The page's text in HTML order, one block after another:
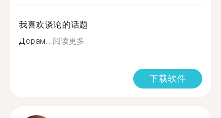
我喜欢谈论的话题
Дорам...阅读更多
下载软件